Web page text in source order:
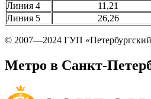
Линия 4
11,21
Линия 5
26,26
© 2007—2024 ГУП «Петербургский
Метро в Санкт-